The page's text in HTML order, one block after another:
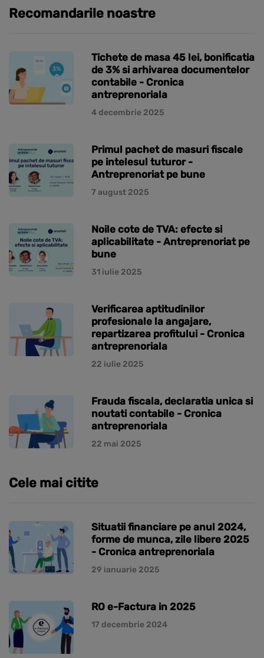
Recomandarile noastre
Tichete de masa 45 lei, bonificatia
de 3% si arhivarea documentelor
contabile - Cronica
antreprenoriala
4 decembrie 2025
Primul pachet de masuri fiscale
pe intelesul tuturor -
Antreprenoriat pe bune
7 august 2025
Noile cote de TVA: efecte si
aplicabilitate - Antreprenoriat pe
bune
31 iulie 2025
Verificarea aptitudinilor
profesionale la angajare,
repartizarea profitului - Cronica
antreprenoriala
22 iulie 2025
Frauda fiscala, declaratia unica si
noutati contabile - Cronica
antreprenoriala
22 mai 2025
Cele mai citite
Situatii financiare pe anul 2024,
forme de munca, zile libere 2025
- Cronica antreprenoriala
29 ianuarie 2025
RO e-Factura in 2025
17 decembrie 2024